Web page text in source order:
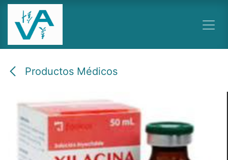
Ir al contenido
Productos Médicos